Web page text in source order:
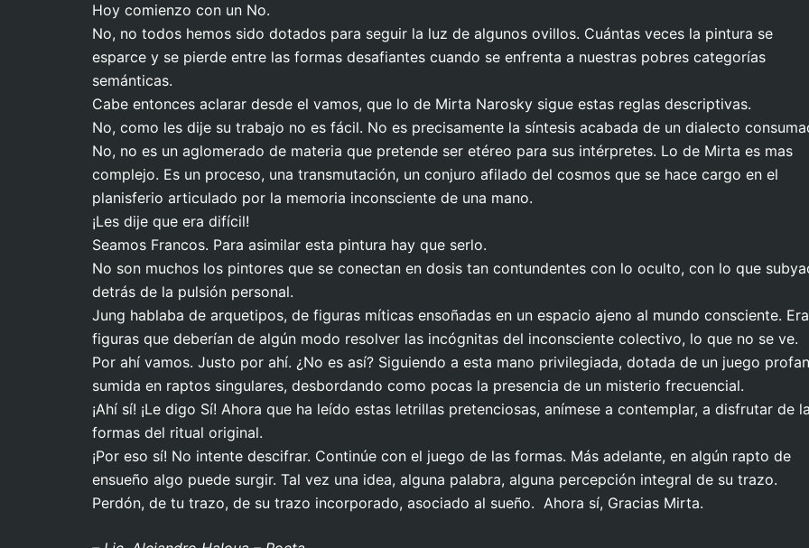
Hoy comienzo con un No.
No, no todos hemos sido dotados para seguir la luz de algunos ovillos. Cuántas veces la pintura se
esparce y se pierde entre las formas desafiantes cuando se enfrenta a nuestras pobres categorías
semánticas.
Cabe entonces aclarar desde el vamos, que lo de Mirta Narosky sigue estas reglas descriptivas.
No, como les dije su trabajo no es fácil. No es precisamente la síntesis acabada de un dialecto
No, no es un aglomerado de materia que pretende ser etéreo para sus intérpretes. Lo de Mirta es mas
complejo. Es un proceso, una transmutación, un conjuro afilado del cosmos que se hace cargo en el
planisferio articulado por la memoria inconsciente de una mano.
¡Les dije que era difícil!
Seamos Francos. Para asimilar esta pintura hay que serlo.
No son muchos los pintores que se conectan en dosis tan contundentes con lo oculto, con lo que
detrás de la pulsión personal.
Jung hablaba de arquetipos, de figuras míticas ensoñadas en un espacio ajeno al mundo consciente.
figuras que deberían de algún modo resolver las incógnitas del inconsciente colectivo, lo que no se ve.
Por ahí vamos. Justo por ahí. ¿No es así? Siguiendo a esta mano privilegiada, dotada de un juego
sumida en raptos singulares, desbordando como pocas la presencia de un misterio frecuencial.
¡Ahí sí! ¡Le digo Sí! Ahora que ha leído estas letrillas pretenciosas, anímese a contemplar, a disfrutar de
formas del ritual original.
¡Por eso sí! No intente descifrar. Continúe con el juego de las formas. Más adelante, en algún rapto de
ensueño algo puede surgir. Tal vez una idea, alguna palabra, alguna percepción integral de su trazo.
Perdón, de tu trazo, de su trazo incorporado, asociado al sueño. Ahora sí, Gracias Mirta.